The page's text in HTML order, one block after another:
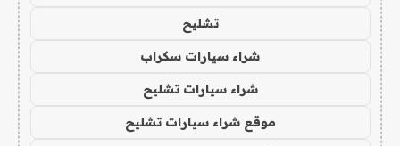
تشليح
شراء سيارات سكراب
شراء سيارات تشليح
موقع شراء سيارات تشليح